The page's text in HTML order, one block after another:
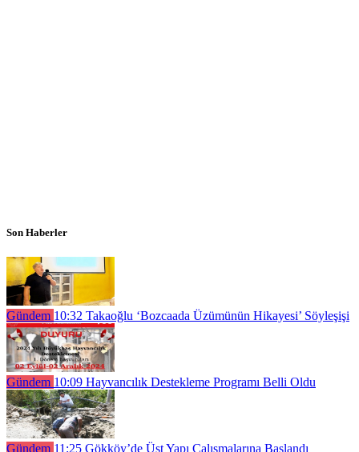
Son Haberler
Gündem 10:32 Takaoğlu ‘Bozcaada Üzümünün Hikayesi’ Söyleşişi
Gündem 10:09 Hayvancılık Destekleme Programı Belli Oldu
Gündem 11:25 Gökköy’de Üst Yapı Çalışmalarına Başlandı